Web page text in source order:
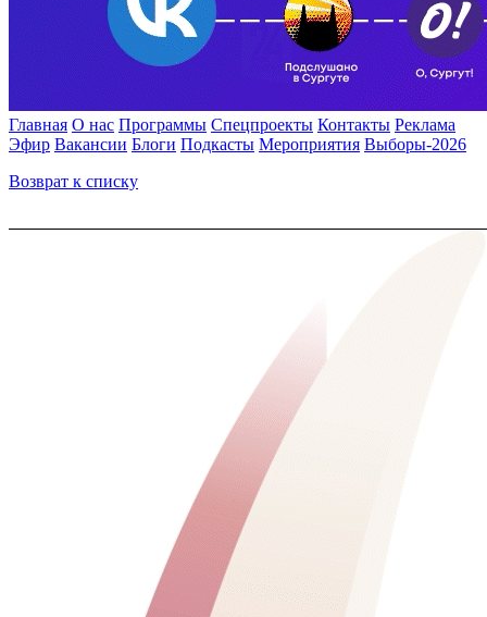
Главная О нас Программы Спецпроекты Контакты Реклама
Эфир Вакансии Блоги Подкасты Мероприятия Выборы-2026
Возврат к списку